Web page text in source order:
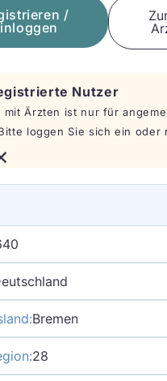
/
Nutzer
mit Ärzten ist nur für
loggen Sie sich ein oder
Bremen
28